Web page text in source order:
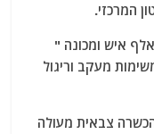
המרכזי.
מונה סין 100 ל-200 אלף איש ומכונה "
עוסקים במשימות מעקב וריגול
הכשרה צבאית מעולה